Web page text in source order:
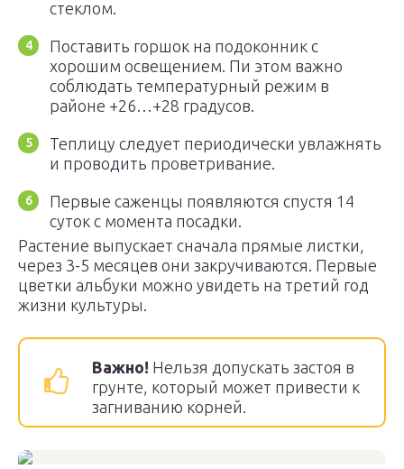
стеклом.
Поставить горшок на подоконник с
хорошим освещением. Пи этом важно
соблюдать температурный режим в
районе +26…+28 градусов.
Теплицу следует периодически увлажнять
и проводить проветривание.
Первые саженцы появляются спустя 14
суток с момента посадки.
Растение выпускает сначала прямые листки,
через 3-5 месяцев они закручиваются. Первые
цветки альбуки можно увидеть на третий год
жизни культуры.
Важно! Нельзя допускать застоя в
грунте, который может привести к
загниванию корней.